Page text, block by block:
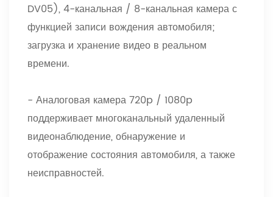
DV05), 4-канальная / 8-канальная камера с
функцией записи вождения автомобиля;
загрузка и хранение видео в реальном
времени.
- Аналоговая камера 720p / 1080p
поддерживает многоканальный удаленный
видеонаблюдение, обнаружение и
отображение состояния автомобиля, а также
неисправностей.